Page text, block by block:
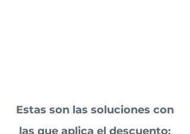
Estas son las soluciones con
las que aplica el descuento: